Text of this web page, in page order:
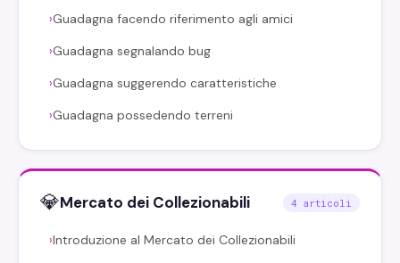
›Guadagna facendo riferimento agli amici
›Guadagna segnalando bug
›Guadagna suggerendo caratteristiche
›Guadagna possedendo terreni
💎Mercato dei Collezionabili 4 articoli
›Introduzione al Mercato dei Collezionabili